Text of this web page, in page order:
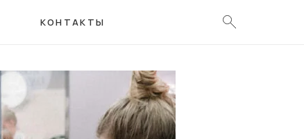
КОНТАКТЫ